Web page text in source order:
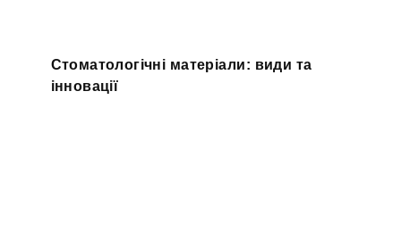
Стоматологічні матеріали: види та
інновації